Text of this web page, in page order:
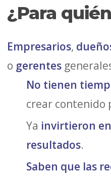
¿Para
Empresarios,
o gerentes
No tienen
crear contenido
Ya invirtieron
resultados.
Saben que las